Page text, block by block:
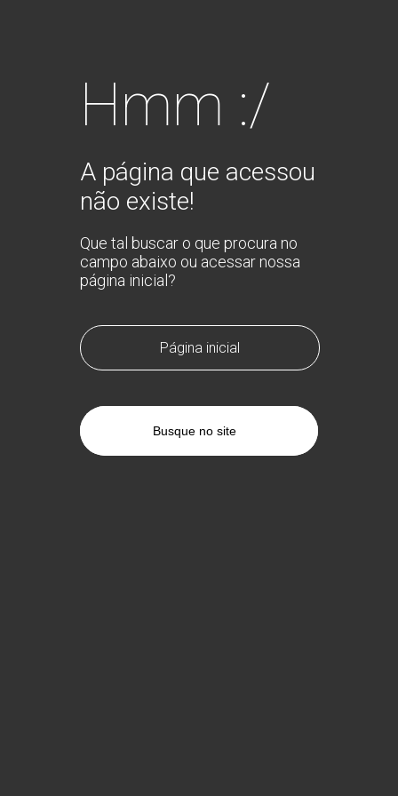
Hmm :/
A página que acessou
não existe!
Que tal buscar o que procura no
campo abaixo ou acessar nossa
página inicial?
Página inicial